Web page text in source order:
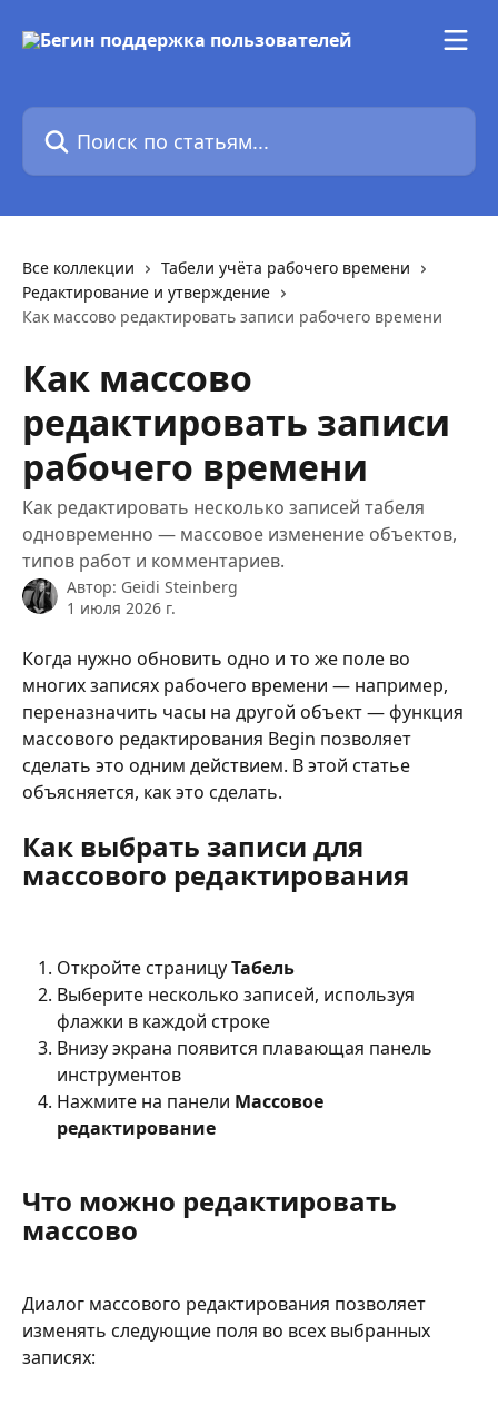
Поиск по статьям...
Все коллекции
Табели учёта рабочего времени
Редактирование и утверждение
Как массово редактировать записи рабочего времени
Как массово
редактировать записи
рабочего времени
Как редактировать несколько записей табеля
одновременно — массовое изменение объектов,
типов работ и комментариев.
Автор: Geidi Steinberg
1 июля 2026 г.
Когда нужно обновить одно и то же поле во
многих записях рабочего времени — например,
переназначить часы на другой объект — функция
массового редактирования Begin позволяет
сделать это одним действием. В этой статье
объясняется, как это сделать.
Как выбрать записи для
массового редактирования
Откройте страницу Табель
Выберите несколько записей, используя
флажки в каждой строке
Внизу экрана появится плавающая панель
инструментов
Нажмите на панели Массовое
редактирование
Что можно редактировать
массово
Диалог массового редактирования позволяет
изменять следующие поля во всех выбранных
записях: